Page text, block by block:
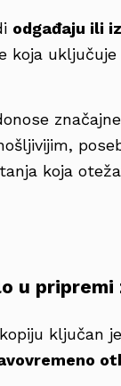
odgađaju ili
koja
koja
u pripremi
ključan